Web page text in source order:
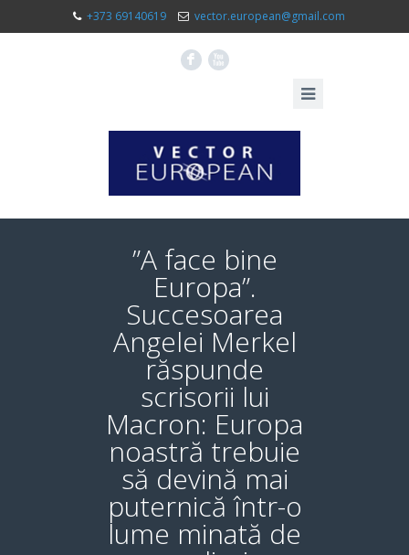
+373 69140619 vector.european@gmail.com
F X
”A face bine
Europa”.
Succesoarea
Angelei Merkel
răspunde
scrisorii lui
Macron: Europa
noastră trebuie
să devină mai
puternică într-o
lume minată de